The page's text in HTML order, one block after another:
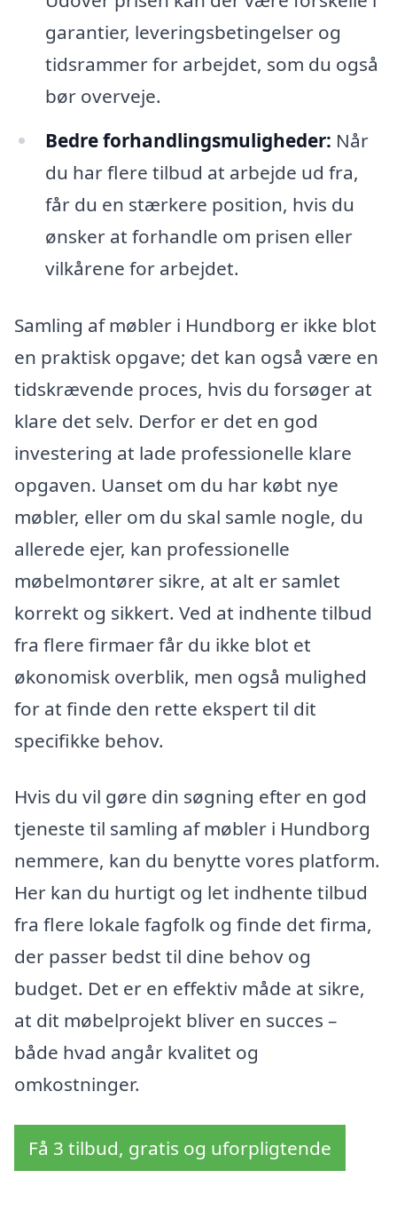
garantier, leveringsbetingelser og
tidsrammer for arbejdet, som du også
bør overveje.
Bedre forhandlingsmuligheder: Når
du har flere tilbud at arbejde ud fra,
får du en stærkere position, hvis du
ønsker at forhandle om prisen eller
vilkårene for arbejdet.
Samling af møbler i Hundborg er ikke blot
en praktisk opgave; det kan også være en
tidskrævende proces, hvis du forsøger at
klare det selv. Derfor er det en god
investering at lade professionelle klare
opgaven. Uanset om du har købt nye
møbler, eller om du skal samle nogle, du
allerede ejer, kan professionelle
møbelmontører sikre, at alt er samlet
korrekt og sikkert. Ved at indhente tilbud
fra flere firmaer får du ikke blot et
økonomisk overblik, men også mulighed
for at finde den rette ekspert til dit
specifikke behov.
Hvis du vil gøre din søgning efter en god
tjeneste til samling af møbler i Hundborg
nemmere, kan du benytte vores platform.
Her kan du hurtigt og let indhente tilbud
fra flere lokale fagfolk og finde det firma,
der passer bedst til dine behov og
budget. Det er en effektiv måde at sikre,
at dit møbelprojekt bliver en succes –
både hvad angår kvalitet og
omkostninger.
Få 3 tilbud, gratis og uforpligtende